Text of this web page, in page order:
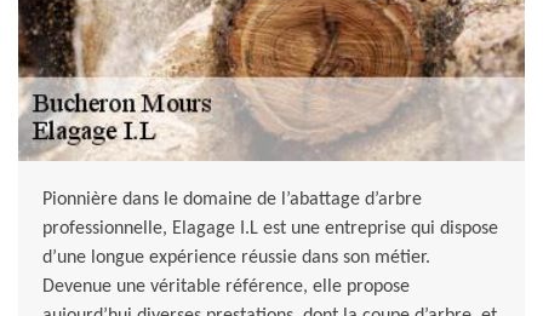
Pionnière dans le domaine de l’abattage d’arbre
professionnelle, Elagage I.L est une entreprise qui dispose
d’une longue expérience réussie dans son métier.
Devenue une véritable référence, elle propose